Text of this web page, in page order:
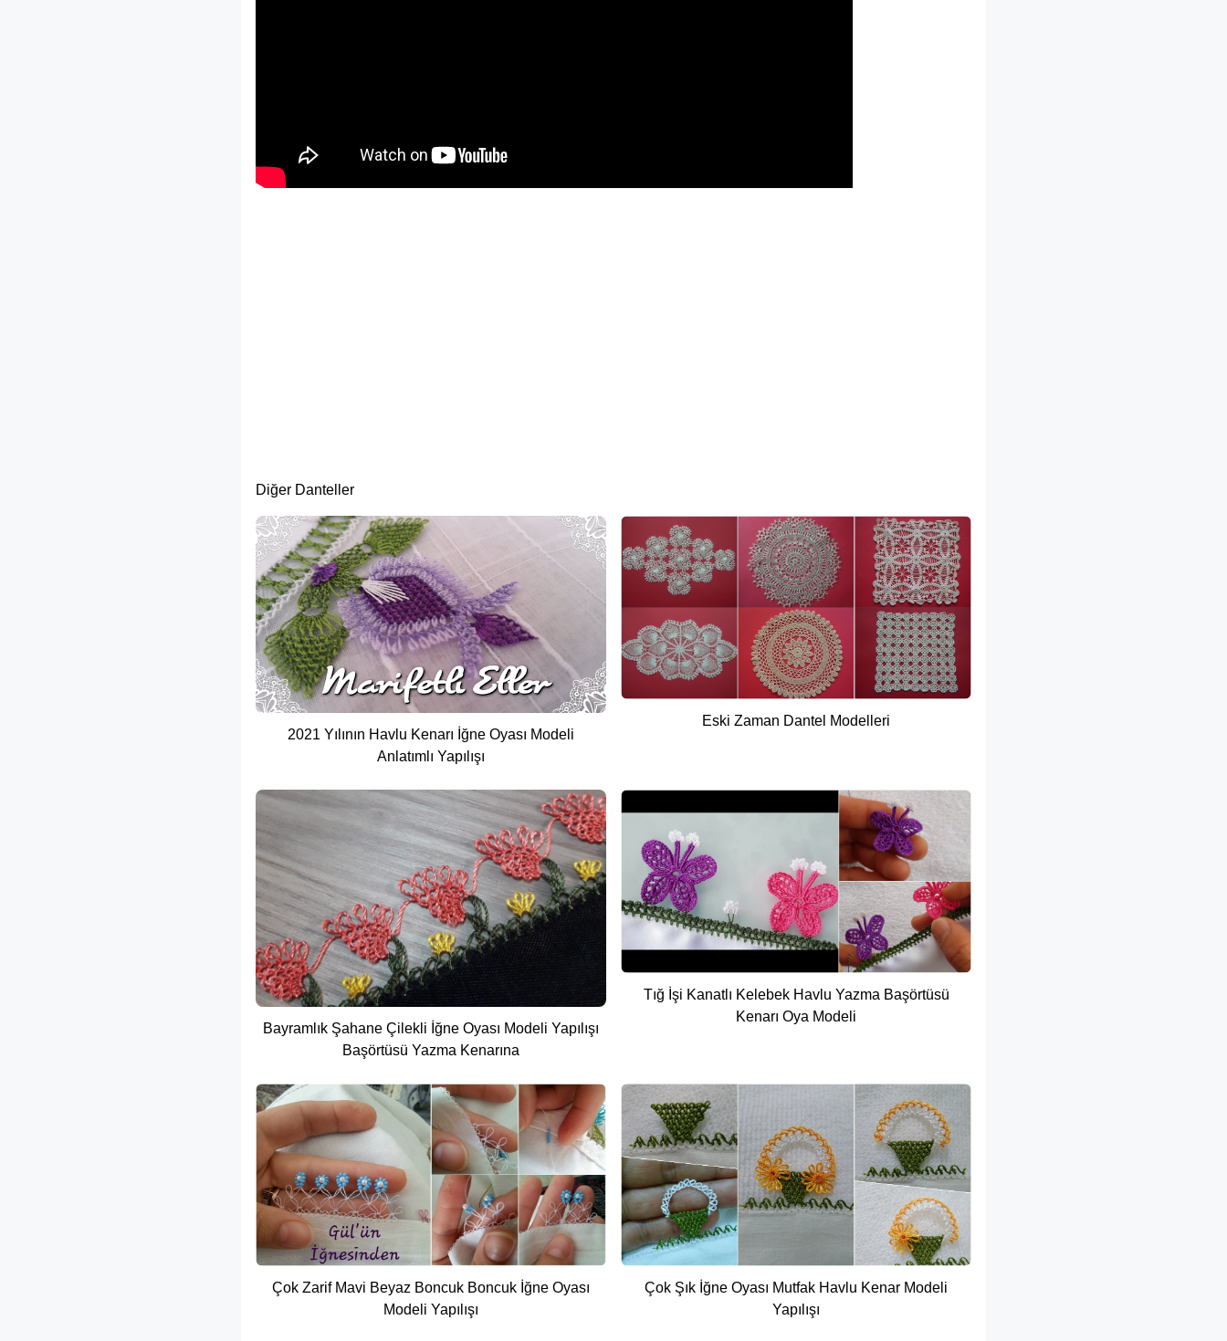
Diğer Danteller
2021 Yılının Havlu Kenarı İğne Oyası Modeli
Anlatımlı Yapılışı
Eski Zaman Dantel Modelleri
Bayramlık Şahane Çilekli İğne Oyası Modeli Yapılışı
Başörtüsü Yazma Kenarına
Tığ İşi Kanatlı Kelebek Havlu Yazma Başörtüsü
Kenarı Oya Modeli
Çok Zarif Mavi Beyaz Boncuk Boncuk İğne Oyası
Modeli Yapılışı
Çok Şık İğne Oyası Mutfak Havlu Kenar Modeli
Yapılışı